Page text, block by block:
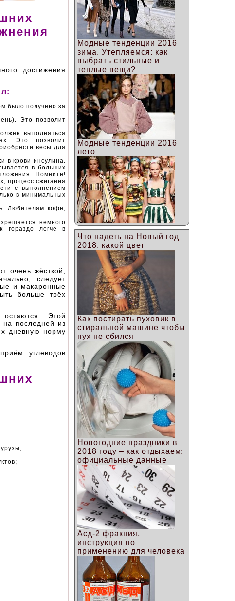
достижения
было получено за
Это позволит
выполняться
Это позволит
весы для
в крови инсулина.
в больших
Помните!
процесс сжигания
с выполнением
в минимальных
Любителям кофе,
немного
гораздо легче в
очень жёсткой,
следует
и макаронные
больше трёх
Этой
последней из
дневную норму
углеводов
Модные тенденции 2016
зима. Утепляемся: как
выбрать стильные и
теплые вещи?
Модные тенденции 2016
лето
Что надеть на Новый год
2018: какой цвет
Как постирать пуховик в
стиральной машине чтобы
пух не сбился
Новогодние праздники в
2018 году – как отдыхаем:
официальные данные
Асд-2 фракция,
инструкция по
применению для человека